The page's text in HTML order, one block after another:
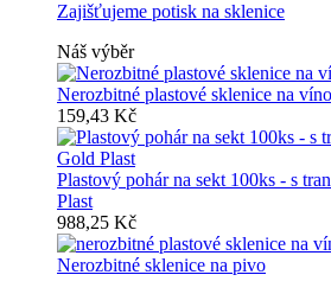
Zajišťujeme potisk na sklenice
Náš výběr
Nerozbitné plastové sklenice na
159,43 Kč
Plastový pohár na sekt 100ks - s
Plast
988,25 Kč
Nerozbitné sklenice na pivo